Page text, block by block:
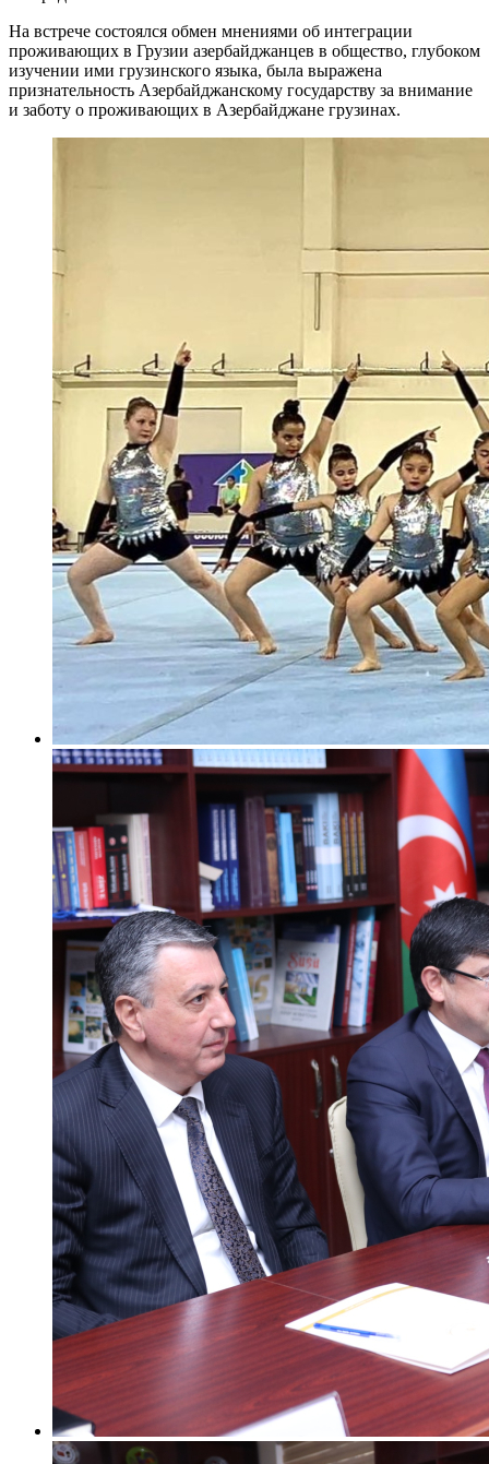
На встрече состоялся обмен мнениями об интеграции
проживающих в Грузии азербайджанцев в общество, глубоком
изучении ими грузинского языка, была выражена
признательность Азербайджанскому государству за внимание
и заботу о проживающих в Азербайджане грузинах.